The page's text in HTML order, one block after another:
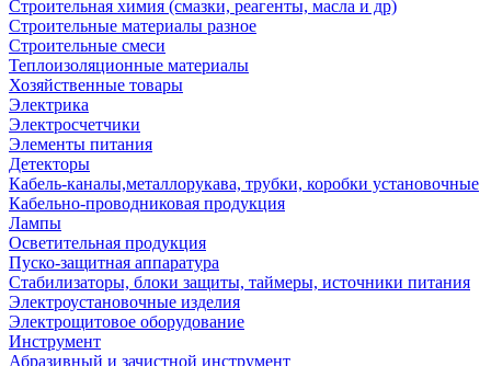
Строительная химия (смазки, реагенты, масла и др)
Строительные материалы разное
Строительные смеси
Теплоизоляционные материалы
Хозяйственные товары
Электрика
Электросчетчики
Элементы питания
Детекторы
Кабель-каналы,металлорукава, трубки, коробки установочные
Кабельно-проводниковая продукция
Лампы
Осветительная продукция
Пуско-защитная аппаратура
Стабилизаторы, блоки защиты, таймеры, источники питания
Электроустановочные изделия
Электрощитовое оборудование
Инструмент
Абразивный и зачистной инструмент